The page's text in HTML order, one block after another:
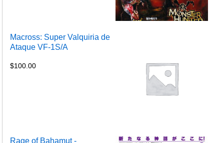
Macross: Super Valquiria de
Ataque VF-1S/A
$100.00
Rage of Bahamut -